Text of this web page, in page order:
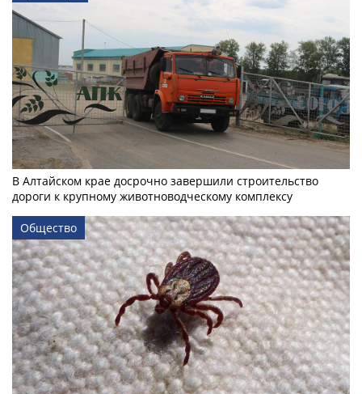
В Алтайском крае досрочно завершили строительство
дороги к крупному животноводческому комплексу
Общество